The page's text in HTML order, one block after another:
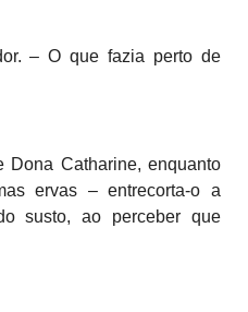
– O que fazia perto de
Dona Catharine, enquanto
ervas – entrecorta-o a
susto, ao perceber que